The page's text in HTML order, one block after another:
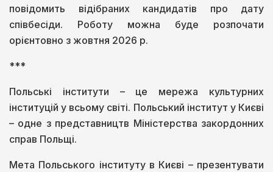
повідомить відібраних кандидатів про дату
співбесіди. Роботу можна буде розпочати
орієнтовно з жовтня 2026 р.
***
Польські інститути – це мережа культурних
інституцій у всьому світі. Польський інститут у Києві
– одне з представництв Міністерства закордонних
справ Польщі.
Мета Польського інституту в Києві – презентувати